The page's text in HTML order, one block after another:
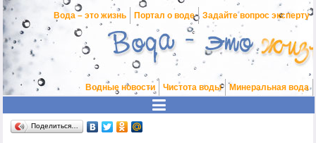
Вода – это жизнь Портал о воде Задайте вопрос эксперту
Водные новости Чистота воды Минеральная вода
Поделиться…